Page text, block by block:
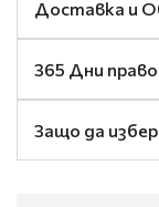
Доставка и
365 Дни
Защо да